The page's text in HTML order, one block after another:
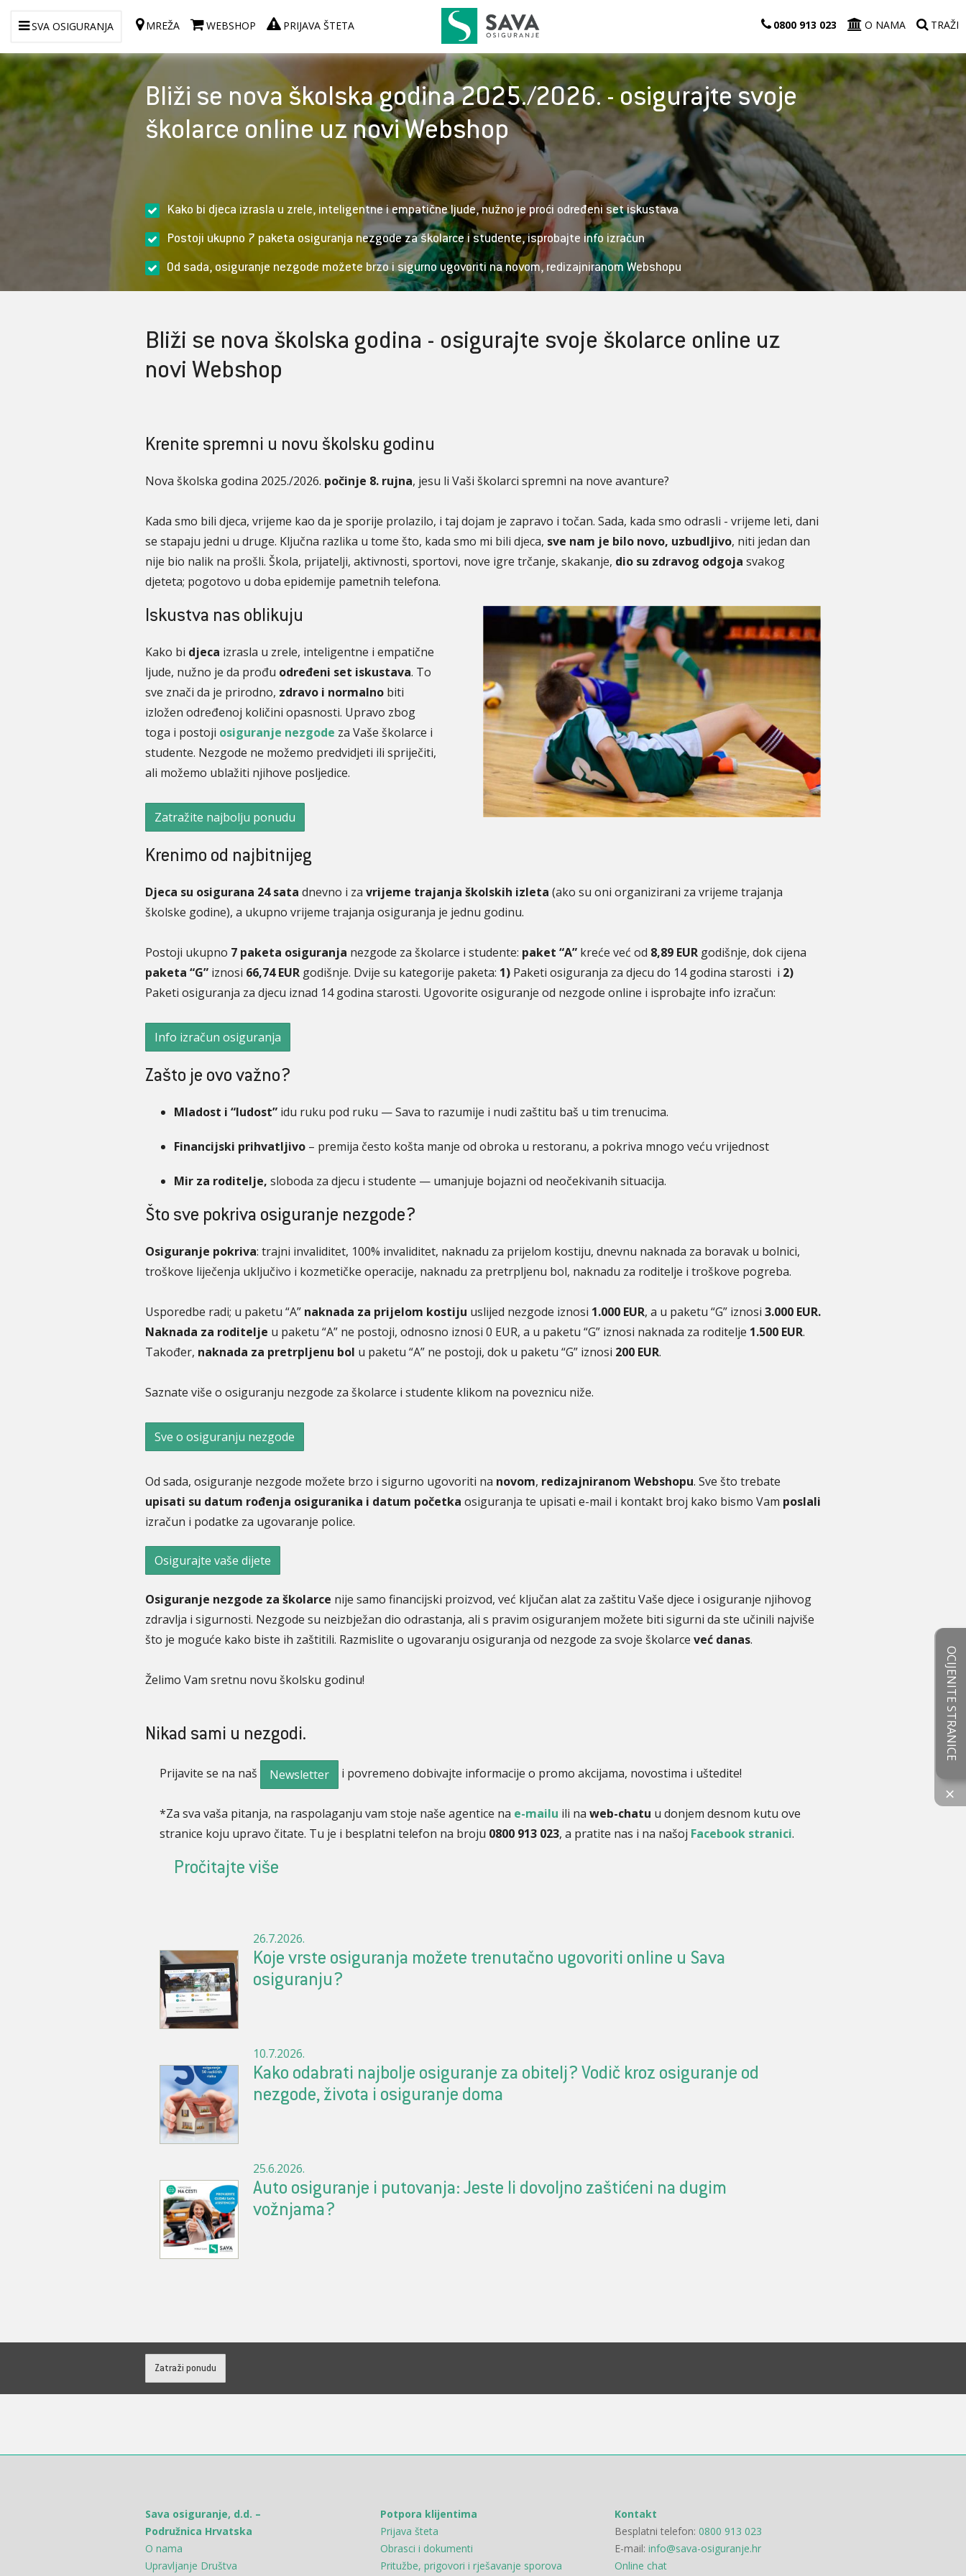
SVA OSIGURANJA MREŽA WEBSHOP PRIJAVA ŠTETA 0800 913 023 O NAMA TRAŽI
Bliži se nova školska godina 2025./2026. - osigurajte svoje
školarce online uz novi Webshop
Kako bi djeca izrasla u zrele, inteligentne i empatične ljude, nužno je proći određeni set iskustava
Postoji ukupno 7 paketa osiguranja nezgode za školarce i studente, isprobajte info izračun
Od sada, osiguranje nezgode možete brzo i sigurno ugovoriti na novom, redizajniranom Webshopu
Bliži se nova školska godina - osigurajte svoje školarce online uz
novi Webshop
Krenite spremni u novu školsku godinu
Nova školska godina 2025./2026. počinje 8. rujna, jesu li Vaši školarci spremni na nove avanture?
Kada smo bili djeca, vrijeme kao da je sporije prolazilo, i taj dojam je zapravo i točan. Sada, kada smo odrasli - vrijeme leti, dani
se stapaju jedni u druge. Ključna razlika u tome što, kada smo mi bili djeca, sve nam je bilo novo, uzbudljivo, niti jedan dan
nije bio nalik na prošli. Škola, prijatelji, aktivnosti, sportovi, nove igre trčanje, skakanje, dio su zdravog odgoja svakog
djeteta; pogotovo u doba epidemije pametnih telefona.
Iskustva nas oblikuju
Kako bi djeca izrasla u zrele, inteligentne i empatične
ljude, nužno je da prođu određeni set iskustava. To
sve znači da je prirodno, zdravo i normalno biti
izložen određenoj količini opasnosti. Upravo zbog
toga i postoji osiguranje nezgode za Vaše školarce i
studente. Nezgode ne možemo predvidjeti ili spriječiti,
ali možemo ublažiti njihove posljedice.
Zatražite najbolju ponudu
Krenimo od najbitnijeg
Djeca su osigurana 24 sata dnevno i za vrijeme trajanja školskih izleta (ako su oni organizirani za vrijeme trajanja
školske godine), a ukupno vrijeme trajanja osiguranja je jednu godinu.
Postoji ukupno 7 paketa osiguranja nezgode za školarce i studente: paket “A” kreće već od 8,89 EUR godišnje, dok cijena
paketa “G” iznosi 66,74 EUR godišnje. Dvije su kategorije paketa: 1) Paketi osiguranja za djecu do 14 godina starosti i 2)
Paketi osiguranja za djecu iznad 14 godina starosti. Ugovorite osiguranje od nezgode online i isprobajte info izračun:
Info izračun osiguranja
Zašto je ovo važno?
Mladost i “ludost” idu ruku pod ruku — Sava to razumije i nudi zaštitu baš u tim trenucima.
Financijski prihvatljivo – premija često košta manje od obroka u restoranu, a pokriva mnogo veću vrijednost
Mir za roditelje, sloboda za djecu i studente — umanjuje bojazni od neočekivanih situacija.
Što sve pokriva osiguranje nezgode?
Osiguranje pokriva: trajni invaliditet, 100% invaliditet, naknadu za prijelom kostiju, dnevnu naknada za boravak u bolnici,
troškove liječenja uključivo i kozmetičke operacije, naknadu za pretrpljenu bol, naknadu za roditelje i troškove pogreba.
Usporedbe radi; u paketu “A” naknada za prijelom kostiju uslijed nezgode iznosi 1.000 EUR, a u paketu “G” iznosi 3.000 EUR.
Naknada za roditelje u paketu “A” ne postoji, odnosno iznosi 0 EUR, a u paketu “G” iznosi naknada za roditelje 1.500 EUR.
Također, naknada za pretrpljenu bol u paketu “A” ne postoji, dok u paketu “G” iznosi 200 EUR.
Saznate više o osiguranju nezgode za školarce i studente klikom na poveznicu niže.
Sve o osiguranju nezgode
Od sada, osiguranje nezgode možete brzo i sigurno ugovoriti na novom, redizajniranom Webshopu. Sve što trebate
upisati su datum rođenja osiguranika i datum početka osiguranja te upisati e-mail i kontakt broj kako bismo Vam poslali
izračun i podatke za ugovaranje police.
Osigurajte vaše dijete
Osiguranje nezgode za školarce nije samo financijski proizvod, već ključan alat za zaštitu Vaše djece i osiguranje njihovog
zdravlja i sigurnosti. Nezgode su neizbježan dio odrastanja, ali s pravim osiguranjem možete biti sigurni da ste učinili najviše
što je moguće kako biste ih zaštitili. Razmislite o ugovaranju osiguranja od nezgode za svoje školarce već danas.
Želimo Vam sretnu novu školsku godinu!
Nikad sami u nezgodi.
Prijavite se na naš Newsletter i povremeno dobivajte informacije o promo akcijama, novostima i uštedite!
*Za sva vaša pitanja, na raspolaganju vam stoje naše agentice na e-mailu ili na web-chatu u donjem desnom kutu ove
stranice koju upravo čitate. Tu je i besplatni telefon na broju 0800 913 023, a pratite nas i na našoj Facebook stranici.
Pročitajte više
26.7.2026.
Koje vrste osiguranja možete trenutačno ugovoriti online u Sava
osiguranju?
10.7.2026.
Kako odabrati najbolje osiguranje za obitelj? Vodič kroz osiguranje od
nezgode, života i osiguranje doma
25.6.2026.
Auto osiguranje i putovanja: Jeste li dovoljno zaštićeni na dugim
vožnjama?
Zatraži ponudu
Sava osiguranje, d.d. –
Podružnica Hrvatska
O nama
Upravljanje Društva
Potpora klijentima
Prijava šteta
Obrasci i dokumenti
Pritužbe, prigovori i rješavanje sporova
Kontakt
Besplatni telefon:0800 913 023
E-mail:info@sava-osiguranje.hr
Online chat
×
OCIJENITE STRANICE